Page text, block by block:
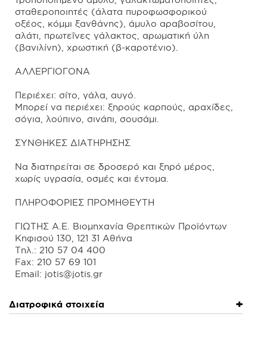
σταθεροποιητές (άλατα πυροφωσφορικού
οξέος, κόμμι ξανθάνης), άμυλο αραβοσίτου,
αλάτι, πρωτεΐνες γάλακτος, αρωματική ύλη
(βανιλίνη), χρωστική (β-καροτένιο).
ΑΛΛΕΡΓΙΟΓΟΝΑ
Περιέχει: σίτο, γάλα, αυγό.
Μπορεί να περιέχει: ξηρούς καρπούς, αραχίδες,
σόγια, λούπινο, σινάπι, σουσάμι.
ΣΥΝΘΗΚΕΣ ΔΙΑΤΗΡΗΣΗΣ
Να διατηρείται σε δροσερό και ξηρό μέρος,
χωρίς υγρασία, οσμές και έντομα.
ΠΛΗΡΟΦΟΡΙΕΣ ΠΡΟΜΗΘΕΥΤΗ
ΓΙΩΤΗΣ Α.Ε. Βιομηχανία Θρεπτικών Προϊόντων
Κηφισού 130, 121 31 Αθήνα
Τηλ.: 210 57 04 400
Fax: 210 57 69 101
Διατροφικά στοιχεία